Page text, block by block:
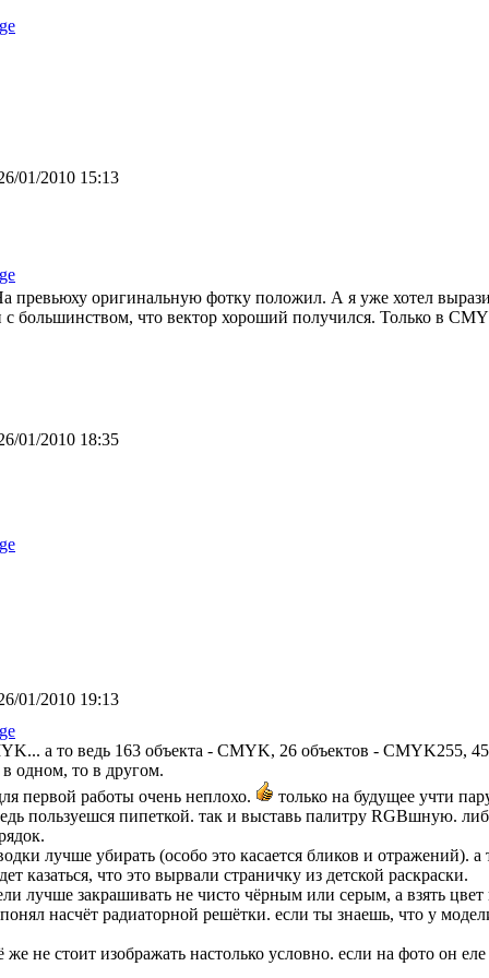
01/2010 15:13
превьюху оригинальную фотку положил. А я уже хотел
с большинством, что вектор хороший получился. Только в
01/2010 18:35
01/2010 19:13
а то ведь 163 объекта - CMYK, 26 объектов - CMYK255,
одном, то в другом.
первой работы очень неплохо.
только на будущее учти
пользуешся пипеткой. так и выставь палитру RGBшную.
лучше убирать (особо это касается бликов и отражений). а
казаться, что это вырвали страничку из детской раскраски.
лучше закрашивать не чисто чёрным или серым, а взять
насчёт радиаторной решётки. если ты знаешь, что у
же не стоит изображать настолько условно. если на фото он